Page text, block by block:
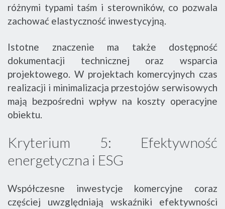
różnymi typami taśm i sterowników, co pozwala
zachować elastyczność inwestycyjną.
Istotne znaczenie ma także dostępność
dokumentacji technicznej oraz wsparcia
projektowego. W projektach komercyjnych czas
realizacji i minimalizacja przestojów serwisowych
mają bezpośredni wpływ na koszty operacyjne
obiektu.
Kryterium 5: Efektywność
energetyczna i ESG
Współczesne inwestycje komercyjne coraz
częściej uwzględniają wskaźniki efektywności